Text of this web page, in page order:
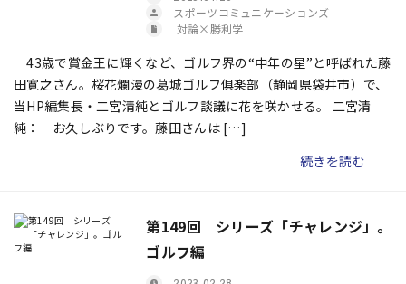
スポーツコミュニケーションズ
対論×勝利学
43歳で賞金王に輝くなど、ゴルフ界の“中年の星”と呼ばれた藤
田寛之さん。桜花爛漫の葛城ゴルフ俱楽部（静岡県袋井市）で、
当HP編集長・二宮清純とゴルフ談議に花を咲かせる。 二宮清
純： お久しぶりです。藤田さんは […]
続きを読む
第149回 シリーズ「チャレンジ」。
ゴルフ編